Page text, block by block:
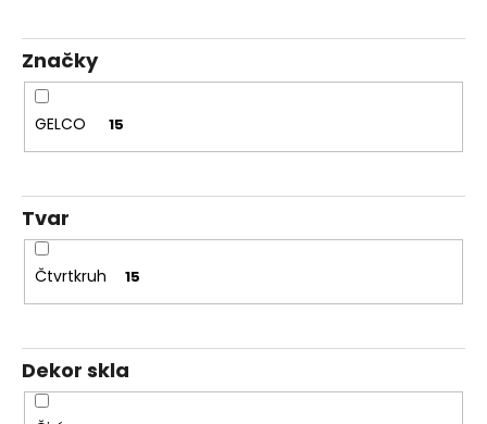
k
t
ů
Značky
GELCO 15
Tvar
Čtvrtkruh 15
Dekor skla